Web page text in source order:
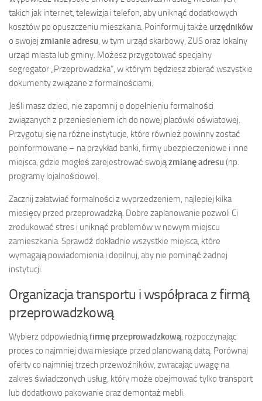
takich jak internet, telewizja i telefon, aby uniknąć dodatkowych
kosztów po opuszczeniu mieszkania. Poinformuj także urzędników
o swojej zmianie adresu , w tym urząd skarbowy, ZUS oraz lokalny
urząd miasta lub gminy. Możesz przygotować specjalny
segregator „Przeprowadzka”, w którym będziesz zbierać wszystkie
dokumenty związane z formalnościami.
Jeśli masz dzieci, nie zapomnij o dopełnieniu formalności
związanych z przeniesieniem ich do nowej placówki oświatowej.
Przygotuj się na różne instytucje, które również powinny zostać
poinformowane – na przykład banki, firmy ubezpieczeniowe i inne
miejsca, gdzie mogłeś zarejestrować swojązmianę adresu(np.
programy lojalnościowe).
Zacznij załatwiać formalności z wyprzedzeniem, najlepiej kilka
miesięcy przed przeprowadzką. Dobre zaplanowanie pozwoli Ci
zredukować stres i uniknąć problemów w nowym miejscu
zamieszkania. Sprawdź dokładnie wszystkie miejsca, które
wymagają powiadomienia i dopilnuj, aby nie pominąć żadnej
instytucji.
Organizacja transportu i współpraca z firmą
przeprowadzkową
Wybierz odpowiedniąfirmę przeprowadzkową , rozpoczynając
proces co najmniej dwa miesiące przed planowaną datą. Porównaj
oferty co najmniej trzech przewoźników, zwracając uwagę na
zakres świadczonych usług, który może obejmować tylko transport
lub dodatkowo pakowanie oraz demontaż mebli.